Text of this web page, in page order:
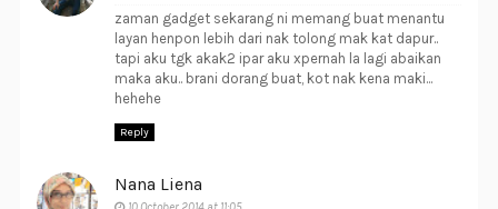
zaman gadget sekarang ni memang buat menantu
layan henpon lebih dari nak tolong mak kat dapur..
tapi aku tgk akak2 ipar aku xpernah la lagi abaikan
maka aku.. brani dorang buat, kot nak kena maki...
hehehe
Reply
Nana Liena